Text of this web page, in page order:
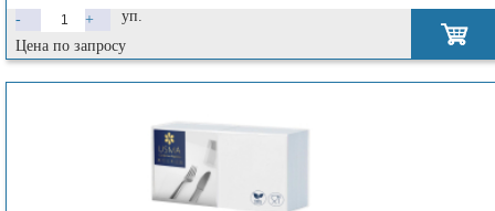
- +
уп.
Цена по запросу